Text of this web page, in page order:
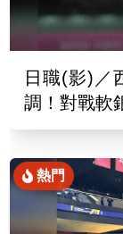
日職(影)／
調！對戰軟
熱門